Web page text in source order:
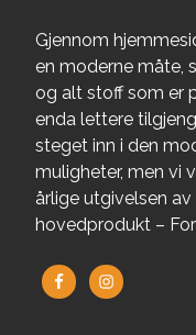
Gjennom
en moderne måte,
og alt stoff som er
enda lettere
steget inn i den
muligheter, men vi
årlige utgivelsen
hovedprodukt –